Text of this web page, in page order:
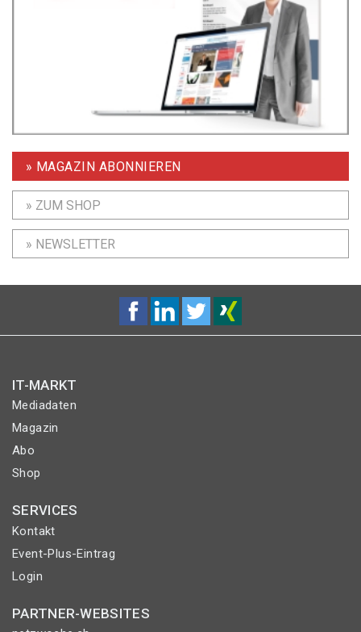
» MAGAZIN ABONNIEREN
» ZUM SHOP
» NEWSLETTER
IT-MARKT
Mediadaten
Magazin
Abo
Shop
SERVICES
Kontakt
Event-Plus-Eintrag
Login
PARTNER-WEBSITES